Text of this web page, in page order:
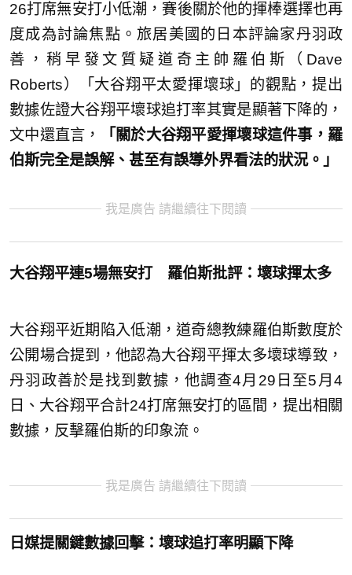
26打席無安打小低潮，賽後關於他的揮棒選擇也再
度成為討論焦點。旅居美國的日本評論家丹羽政
善，稍早發文質疑道奇主帥羅伯斯（Dave
Roberts）「大谷翔平太愛揮壞球」的觀點，提出
數據佐證大谷翔平壞球追打率其實是顯著下降的，
文中還直言，
「關於大谷翔平愛揮壞球這件事，羅
伯斯完全是誤解、甚至有誤導外界看法的狀況。」
我是廣告 請繼續往下閱讀
大谷翔平連5場無安打 羅伯斯批評：壞球揮太多
大谷翔平近期陷入低潮，道奇總教練羅伯斯數度於
公開場合提到，他認為大谷翔平揮太多壞球導致，
丹羽政善於是找到數據，他調查4月29日至5月4
日、大谷翔平合計24打席無安打的區間，提出相關
數據，反擊羅伯斯的印象流。
我是廣告 請繼續往下閱讀
日媒提關鍵數據回擊：壞球追打率明顯下降